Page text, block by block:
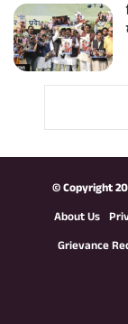
© Copyright
About Us
Grievance